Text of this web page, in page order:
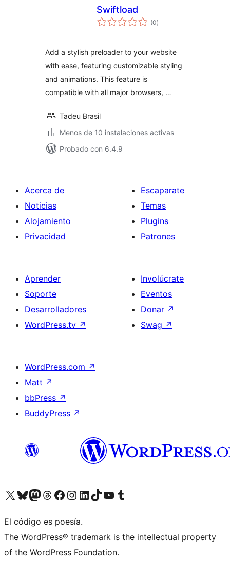
Swiftload
(0valoraciones
en
)
Add a stylish preloader to your website
with ease, featuring customizable styling
and animations. This feature is
compatible with all major browsers, …
Tadeu Brasil
Menos de 10 instalaciones activas
Probado con 6.4.9
Acerca de
Noticias
Alojamiento
Privacidad
Escaparate
Temas
Plugins
Patrones
Aprender
Soporte
Desarrolladores
WordPress.tv ↗
Involúcrate
Eventos
Donar ↗
Swag ↗
WordPress.com ↗
Matt ↗
bbPress ↗
BuddyPress ↗
Visita nuestra cuenta de X (anteriormente Twitter)
Visita nuestra cuenta de Bluesky
Visita nuestra cuenta de Mastodon
Visita nuestra cuenta de Threads
Visita nuestra página de Facebook
Visita nuestra cuenta de Instagram
Visita nuestra cuenta de LinkedIn
Visita nuestra cuenta de TikTok
Visita nuestro canal de YouTube
Visita nuestra cuenta de Tumblr
El código es poesía.
The WordPress® trademark is the intellectual property
of the WordPress Foundation.